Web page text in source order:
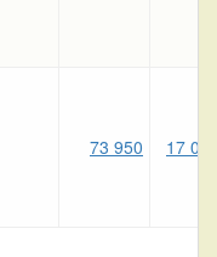
73 950 17